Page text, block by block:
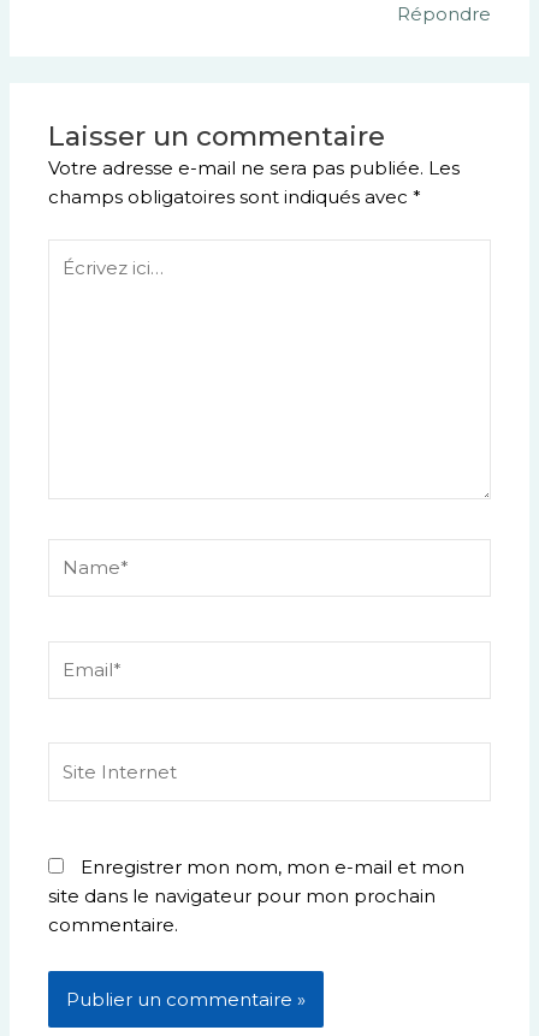
Répondre
Laisser un commentaire
Votre adresse e-mail ne sera pas publiée. Les
champs obligatoires sont indiqués avec*
Écrivez
ici…
Internet
Enregistrer mon nom, mon e-mail et mon
site dans le navigateur pour mon prochain
commentaire.